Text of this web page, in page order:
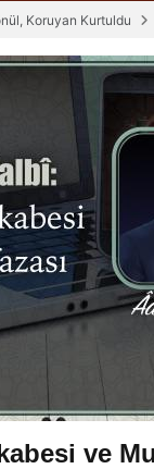
Koruyan Kurtuldu
ve